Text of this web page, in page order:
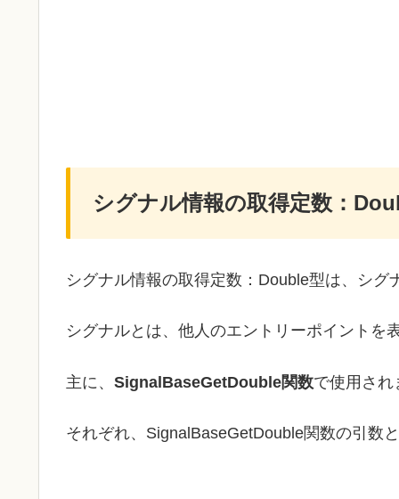
シグナル情報の取得定数：
シグナル情報の取得定数：Double型は、シ
シグナルとは、他人のエントリーポイントを
主に、 SignalBaseGetDouble関数で使用され
それぞれ、SignalBaseGetDouble関数の引数